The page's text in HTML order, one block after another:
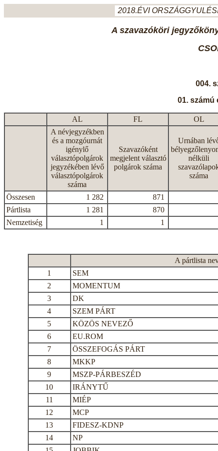
2018.ÉVI
A szavazóköri
004.
01. számú
AL FL
OL
A névjegyzékben
és a mozgóurnát
igénylő
választópolgárok
jegyzékében lévő
választópolgárok
száma
Szavazóként
megjelent választó
polgárok száma
Urnában
nélküli
száma
Összesen 1 282
871
Pártlista
1 281
870
Nemzetiség
1 1
A pártlista
1
SEM
2
MOMENTUM
3
DK
4
SZEM PÁRT
5
KÖZÖS NEVEZŐ
6
EU.ROM
7
ÖSSZEFOGÁS PÁRT
8
MKKP
9
MSZP-PÁRBESZÉD
10
IRÁNYTŰ
11
MIÉP
12
MCP
13
FIDESZ-KDNP
14
NP